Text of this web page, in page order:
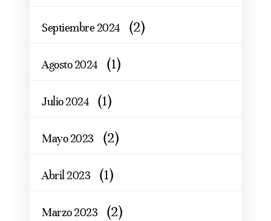
Septiembre 2024 (2)
Agosto 2024 (1)
Julio 2024 (1)
Mayo 2023 (2)
Abril 2023 (1)
Marzo 2023 (2)